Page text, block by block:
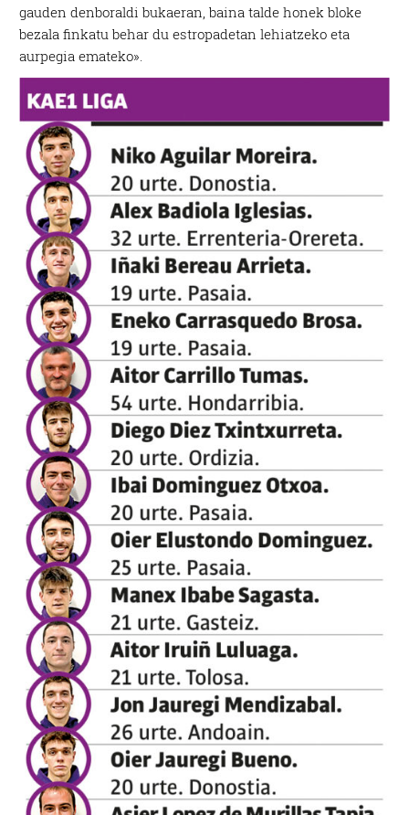
gauden denboraldi bukaeran, baina talde honek bloke
bezala finkatu behar du estropadetan lehiatzeko eta
aurpegia emateko».